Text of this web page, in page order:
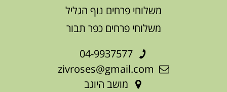
משלוחי פרחים נוף הגליל
משלוחי פרחים כפר תבור
04-9937577
zivroses@gmail.com
מושב היוגב